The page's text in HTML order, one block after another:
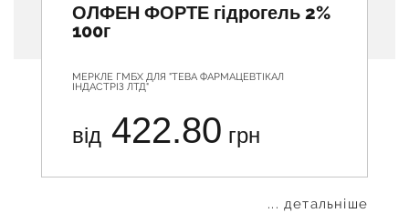
ОЛФЕН ФОРТЕ гідрогель 2%
100г
МЕРКЛЕ ГМБХ ДЛЯ "ТЕВА ФАРМАЦЕВТІКАЛ
ІНДАСТРІЗ ЛТД"
від 422.80 грн
... детальніше